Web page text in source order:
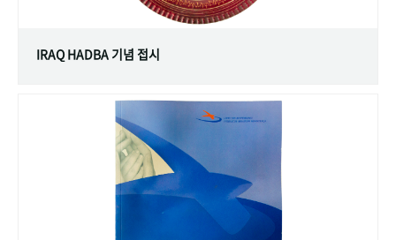
IRAQ HADBA 기념 접시